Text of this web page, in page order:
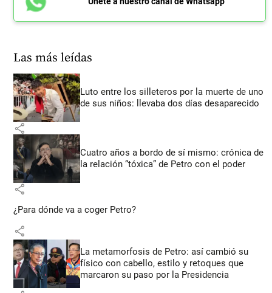
Las más leídas
Luto entre los silleteros por la muerte de uno
de sus niños: llevaba dos días desaparecido
share
Cuatro años a bordo de sí mismo: crónica de
la relación “tóxica” de Petro con el poder
share
¿Para dónde va a coger Petro?
share
La metamorfosis de Petro: así cambió su
físico con cabello, estilo y retoques que
marcaron su paso por la Presidencia